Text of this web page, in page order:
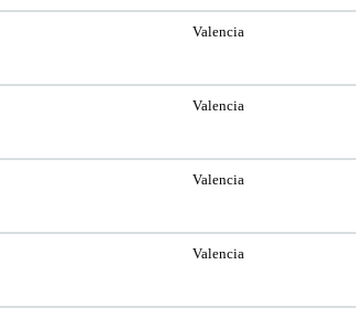
Valencia
Valencia
Valencia
Valencia